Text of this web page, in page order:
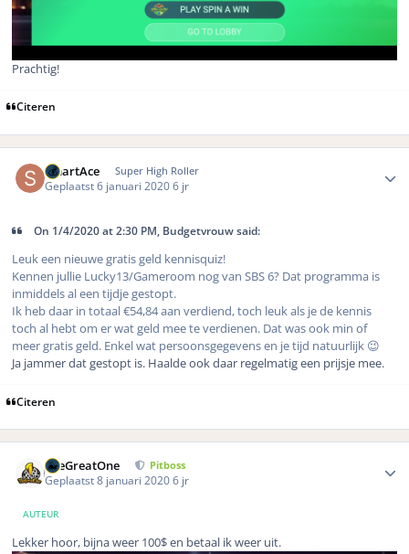
Prachtig!
Citeren
SmartAce Super High Roller
Geplaatst6 januari 20206 jr
On 1/4/2020 at 2:30 PM, Budgetvrouw said:
Leuk een nieuwe gratis geld kennisquiz!
Kennen jullie Lucky13/Gameroom nog van SBS 6? Dat programma is
inmiddels al een tijdje gestopt.
Ik heb daar in totaal €54,84 aan verdiend, toch leuk als je de kennis
toch al hebt om er wat geld mee te verdienen. Dat was ook min of
meer gratis geld. Enkel wat persoonsgegevens en je tijd natuurlijk 😉
Ja jammer dat gestopt is. Haalde ook daar regelmatig een prijsje mee.
Citeren
TheGreatOne Pitboss
Geplaatst8 januari 20206 jr
AUTEUR
Lekker hoor, bijna weer 100$ en betaal ik weer uit.